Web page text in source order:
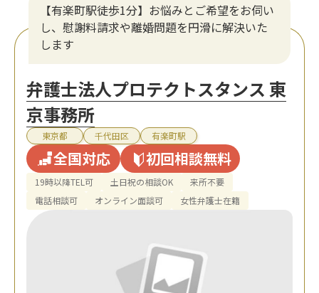
【有楽町駅徒歩1分】お悩みとご希望をお伺い
し、慰謝料請求や離婚問題を円滑に解決いた
します
弁護士法人プロテクトスタンス 東
京事務所
東京都 千代田区 有楽町駅
全国対応 初回相談無料
19時以降TEL可 土日祝の相談OK
来所不要
電話相談可
オンライン面談可 女性弁護士在籍